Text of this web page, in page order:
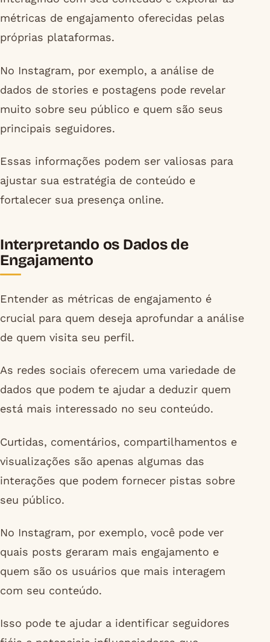
métricas de engajamento oferecidas pelas
próprias plataformas.
No Instagram, por exemplo, a análise de
dados de stories e postagens pode revelar
muito sobre seu público e quem são seus
principais seguidores.
Essas informações podem ser valiosas para
ajustar sua estratégia de conteúdo e
fortalecer sua presença online.
Interpretando os Dados de
Engajamento
Entender as métricas de engajamento é
crucial para quem deseja aprofundar a análise
de quem visita seu perfil.
As redes sociais oferecem uma variedade de
dados que podem te ajudar a deduzir quem
está mais interessado no seu conteúdo.
Curtidas, comentários, compartilhamentos e
visualizações são apenas algumas das
interações que podem fornecer pistas sobre
seu público.
No Instagram, por exemplo, você pode ver
quais posts geraram mais engajamento e
quem são os usuários que mais interagem
com seu conteúdo.
Isso pode te ajudar a identificar seguidores